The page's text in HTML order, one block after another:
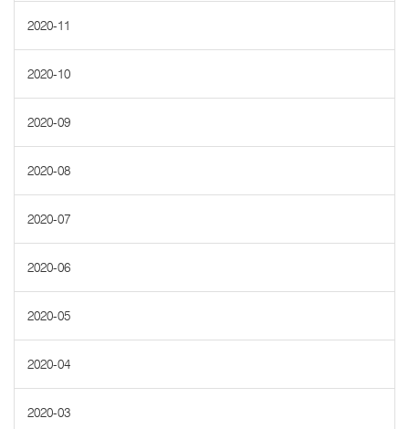
2020-11
2020-10
2020-09
2020-08
2020-07
2020-06
2020-05
2020-04
2020-03